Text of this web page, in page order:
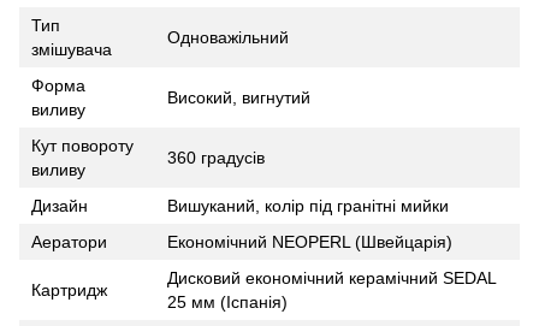
Тип
змішувача
Одноважільний
Форма
виливу
Високий, вигнутий
Кут повороту
виливу
360 градусів
Дизайн
Вишуканий, колір під гранітні мийки
Аератори
Економічний NEOPERL (Швейцарія)
Картридж
Дисковий економічний керамічний SEDAL
25 мм (Іспанія)